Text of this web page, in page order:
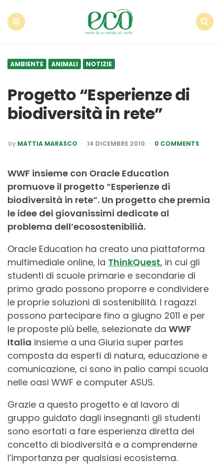
AMBIENTE ANIMALI NOTIZIE
Progetto “Esperienze di
biodiversità in rete”
POSTED
BY
by MATTIA MARASCO 14 DICEMBRE 2010 0 COMMENTS
WWF insieme con Oracle Education
promuove il progetto “Esperienze di
biodiversità in rete”. Un progetto che premia
le idee dei giovanissimi dedicate al
problema dell’ecosostenibilià.
Oracle Education ha creato una piattaforma
multimediale online, la ThinkQuest, in cui gli
studenti di scuole primarie e secondarie di
primo grado possono proporre e condividere
le proprie soluzioni di sostenibilità. I ragazzi
possono partecipare fino a giugno 2011 e per
le proposte più belle, selezionate da WWF
Italia insieme a una Giuria super partes
composta da esperti di natura, educazione e
comunicazione, ci sono in palio campi scuola
nelle oasi WWF e computer ASUS.
Grazie a questo progetto e al lavoro di
gruppo guidato dagli insegnanti gli studenti
sono esortati a fare esperienza diretta del
concetto di biodiversità e a comprenderne
l’importanza per qualsiasi ecosistema.